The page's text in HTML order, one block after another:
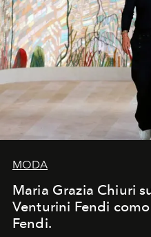
MODA
Maria Grazia Chiuri
Venturini Fendi
Fendi.